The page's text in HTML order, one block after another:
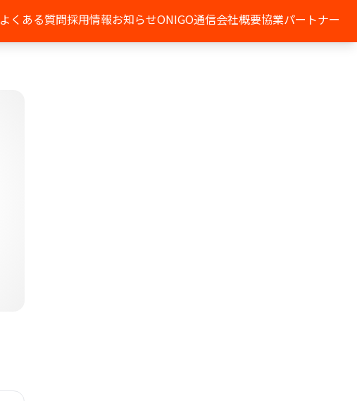
よくある質問採用情報お知らせONIGO通信会社概要協業パートナー